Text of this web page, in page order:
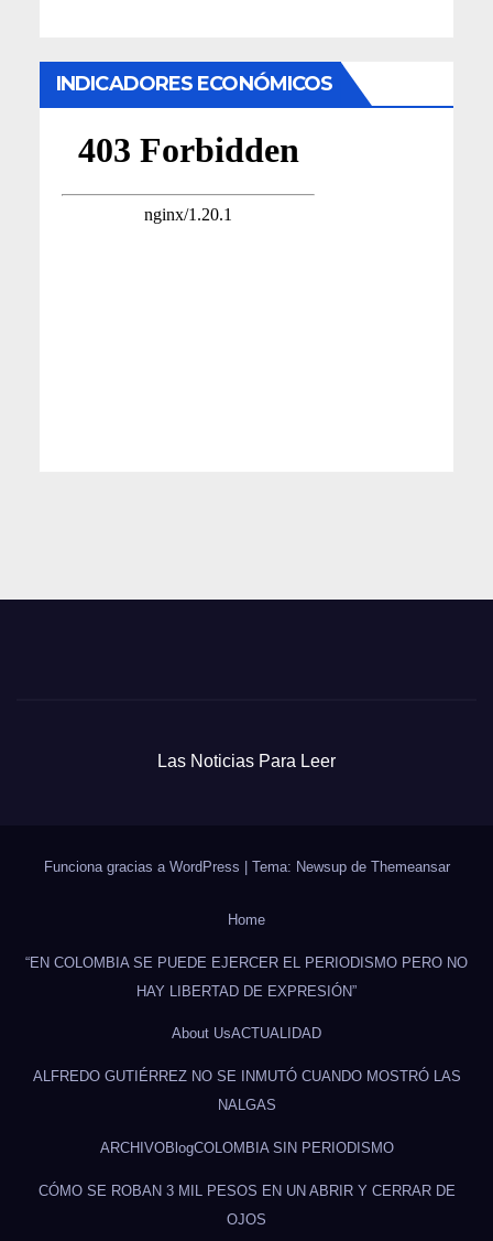
INDICADORES ECONÓMICOS
Las Noticias Para Leer
Funciona gracias a WordPress | Tema: Newsup de Themeansar
Home
“EN COLOMBIA SE PUEDE EJERCER EL PERIODISMO PERO NO
HAY LIBERTAD DE EXPRESIÓN”
About UsACTUALIDAD
ALFREDO GUTIÉRREZ NO SE INMUTÓ CUANDO MOSTRÓ LAS
NALGAS
ARCHIVOBlogCOLOMBIA SIN PERIODISMO
CÓMO SE ROBAN 3 MIL PESOS EN UN ABRIR Y CERRAR DE
OJOS